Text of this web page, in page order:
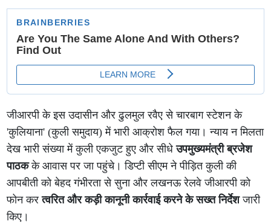
जीआरपी के इस उदासीन और ढुलमुल रवैए से चारबाग स्टेशन के
'कुलियाना' (कुली समुदाय) में भारी आक्रोश फैल गया। न्याय न मिलता
देख भारी संख्या में कुली एकजुट हुए और सीधेउपमुख्यमंत्री ब्रजेश
पाठकके आवास पर जा पहुंचे। डिप्टी सीएम ने पीड़ित कुली की
आपबीती को बेहद गंभीरता से सुना और लखनऊ रेलवे जीआरपी को
फोन करत्वरित और कड़ी कानूनी कार्रवाई करने के सख्त निर्देशजारी
किए।